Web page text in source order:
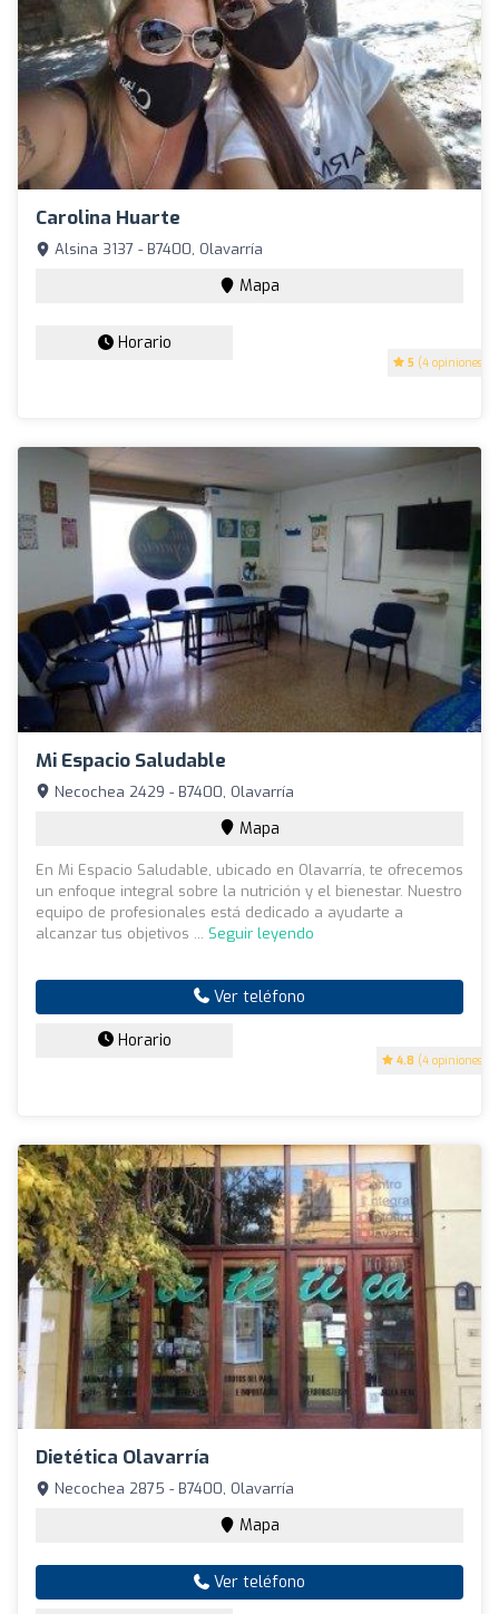
Carolina Huarte
5 (4 opiniones)
Alsina 3137 - B7400, Olavarría
Mapa
Horario
Mi Espacio Saludable
4.8 (4 opiniones)
Necochea 2429 - B7400, Olavarría
Mapa
En Mi Espacio Saludable, ubicado en Olavarría, te ofrecemos
un enfoque integral sobre la nutrición y el bienestar. Nuestro
equipo de profesionales está dedicado a ayudarte a
alcanzar tus objetivos ... Seguir leyendo
Ver teléfono
Horario
Dietética Olavarría
Necochea 2875 - B7400, Olavarría
Mapa
Ver teléfono